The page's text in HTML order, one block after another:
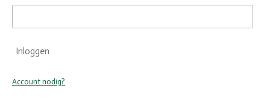
Inloggen
Account nodig?